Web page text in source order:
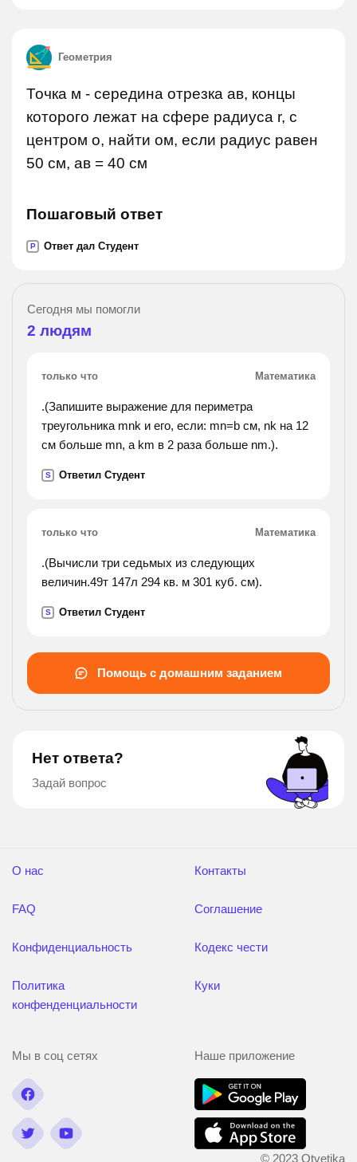
Геометрия
Точка м - середина отрезка ав, концы
которого лежат на сфере радиуса r, с
центром о, найти ом, если радиус равен
50 см, ав = 40 см
Пошаговый ответ
P Ответ дал Студент
Сегодня мы помогли
2 людям
только что Математика
.(Запишите выражение для периметра
треугольника mnk и его, если: mn=b см, nk на 12
см больше mn, а km в 2 раза больше nm.).
S Ответил Студент
только что Математика
.(Вычисли три седьмых из следующих
величин.49т 147л 294 кв. м 301 куб. см).
S Ответил Студент
Помощь с домашним заданием
Нет ответа?
Задай вопрос
О нас
FAQ
Конфиденциальность
Политика
конфенденциальности
Контакты
Соглашение
Кодекс чести
Куки
Мы в соц сетях Наше приложение
© 2023 Otvetika